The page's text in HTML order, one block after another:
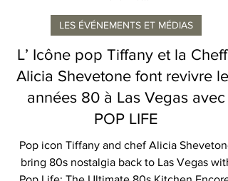
Marie Knotts
LES ÉVÉNEMENTS ET MÉDIAS
L’ Icône pop Tiffany et la Cheffe
Alicia Shevetone font revivre les
années 80 à Las Vegas avec
POP LIFE
Pop icon Tiffany and chef Alicia Shevetone